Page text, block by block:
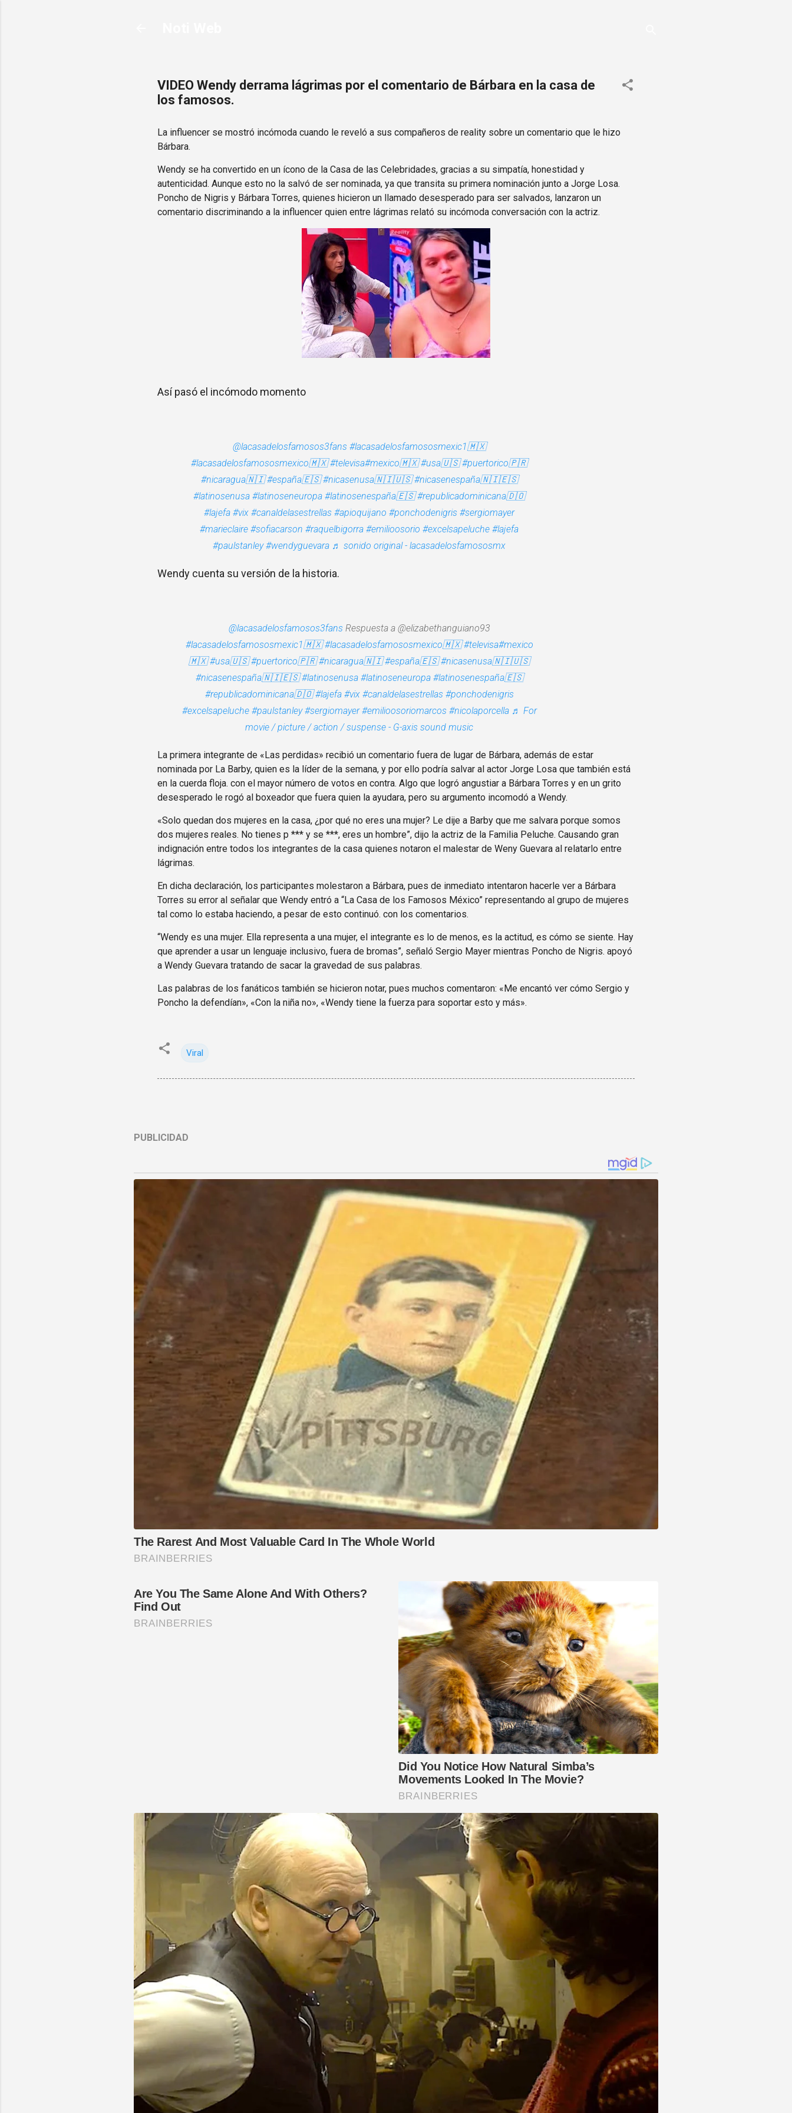
VIDEO Wendy derrama lágrimas por el comentario de Bárbara en la casa de
los famosos.
La influencer se mostró incómoda cuando le reveló a sus compañeros de reality sobre un comentario que le hizo
Bárbara.
Wendy se ha convertido en un ícono de la Casa de las Celebridades, gracias a su simpatía, honestidad y
autenticidad. Aunque esto no la salvó de ser nominada, ya que transita su primera nominación junto a Jorge Losa.
Poncho de Nigris y Bárbara Torres, quienes hicieron un llamado desesperado para ser salvados, lanzaron un
comentario discriminando a la influencer quien entre lágrimas relató su incómoda conversación con la actriz.
Así pasó el incómodo momento
@lacasadelosfamosos3fans #lacasadelosfamososmexic1🇲🇽
#lacasadelosfamososmexico🇲🇽 #televisa#mexico🇲🇽 #usa🇺🇸 #puertorico🇵🇷
#nicaragua🇳🇮 #españa🇪🇸 #nicasenusa🇳🇮🇺🇸 #nicasenespaña🇳🇮🇪🇸
#latinosenusa #latinoseneuropa #latinosenespaña🇪🇸 #republicadominicana🇩🇴
#lajefa #vix #canaldelasestrellas #apioquijano #ponchodenigris #sergiomayer
#marieclaire #sofiacarson #raquelbigorra #emilioosorio #excelsapeluche #lajefa
#paulstanley #wendyguevara ♬ sonido original - lacasadelosfamososmx
Wendy cuenta su versión de la historia.
@lacasadelosfamosos3fansRespuesta a @elizabethanguiano93
#lacasadelosfamososmexic1🇲🇽 #lacasadelosfamososmexico🇲🇽 #televisa#mexico
🇲🇽 #usa🇺🇸 #puertorico🇵🇷 #nicaragua🇳🇮 #españa🇪🇸 #nicasenusa🇳🇮🇺🇸
#nicasenespaña🇳🇮🇪🇸 #latinosenusa #latinoseneuropa #latinosenespaña🇪🇸
#republicadominicana🇩🇴 #lajefa #vix #canaldelasestrellas #ponchodenigris
#excelsapeluche #paulstanley #sergiomayer #emilioosoriomarcos #nicolaporcella ♬ For
movie / picture / action / suspense - G-axis sound music
La primera integrante de «Las perdidas» recibió un comentario fuera de lugar de Bárbara, además de estar
nominada por La Barby, quien es la líder de la semana, y por ello podría salvar al actor Jorge Losa que también está
en la cuerda floja. con el mayor número de votos en contra. Algo que logró angustiar a Bárbara Torres y en un grito
desesperado le rogó al boxeador que fuera quien la ayudara, pero su argumento incomodó a Wendy.
«Solo quedan dos mujeres en la casa, ¿por qué no eres una mujer? Le dije a Barby que me salvara porque somos
dos mujeres reales. No tienes p *** y se ***, eres un hombre”, dijo la actriz de la Familia Peluche. Causando gran
indignación entre todos los integrantes de la casa quienes notaron el malestar de Weny Guevara al relatarlo entre
lágrimas.
En dicha declaración, los participantes molestaron a Bárbara, pues de inmediato intentaron hacerle ver a Bárbara
Torres su error al señalar que Wendy entró a “La Casa de los Famosos México” representando al grupo de mujeres
tal como lo estaba haciendo, a pesar de esto continuó. con los comentarios.
“Wendy es una mujer. Ella representa a una mujer, el integrante es lo de menos, es la actitud, es cómo se siente. Hay
que aprender a usar un lenguaje inclusivo, fuera de bromas”, señaló Sergio Mayer mientras Poncho de Nigris. apoyó
a Wendy Guevara tratando de sacar la gravedad de sus palabras.
Las palabras de los fanáticos también se hicieron notar, pues muchos comentaron: «Me encantó ver cómo Sergio y
Poncho la defendían», «Con la niña no», «Wendy tiene la fuerza para soportar esto y más».
Viral
PUBLICIDAD